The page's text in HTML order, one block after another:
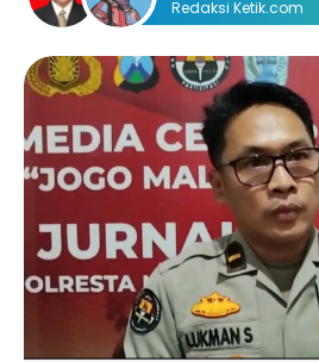
Redaksi Ketik.com